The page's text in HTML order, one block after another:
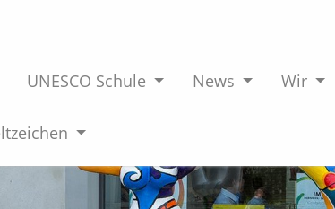
UNESCO Schule News Wir